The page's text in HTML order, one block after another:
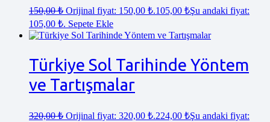
150,00₺ Orijinal fiyat: 150,00 ₺.105,00 ₺Şu andaki fiyat:
105,00 ₺. Sepete Ekle
Türkiye Sol Tarihinde Yöntem
ve Tartışmalar
320,00₺ Orijinal fiyat: 320,00 ₺.224,00 ₺Şu andaki fiyat: